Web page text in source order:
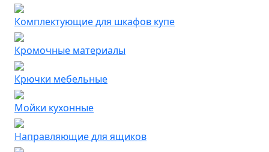
Комплектующие для шкафов купе
Кромочные материалы
Крючки мебельные
Мойки кухонные
Направляющие для ящиков